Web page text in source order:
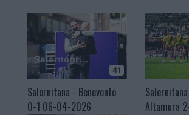
41
Salernitana - Benevento
0-1 06-04-2026
Altamura